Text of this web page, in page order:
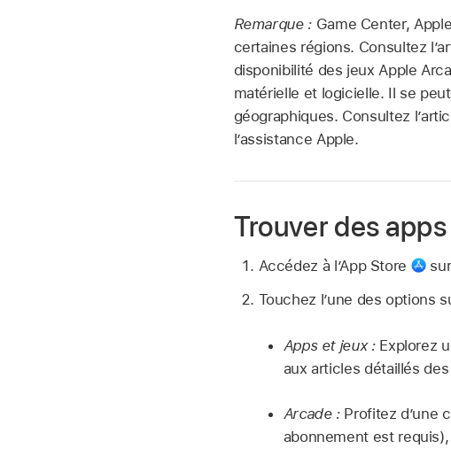
Remarque : Game Center,
certaines régions. Consultez
disponibilité des jeux Apple
matérielle et logicielle. Il se
géographiques. Consultez
l’assistance Apple.
Trouver des apps
Accédez à l’App Store
sur
Touchez l’une des options
Apps et jeux : Explorez
aux articles détaillés
Arcade : Profitez d’une
abonnement est